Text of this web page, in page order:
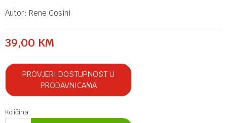
Autor: Rene Gosini
39,00 KM
PROVJERI DOSTUPNOST U
PRODAVNICAMA
Količina: